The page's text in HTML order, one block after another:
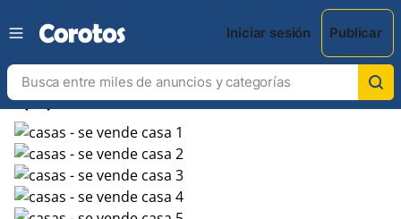
Iniciar sesión Publicar
chevron_leftchevron_right